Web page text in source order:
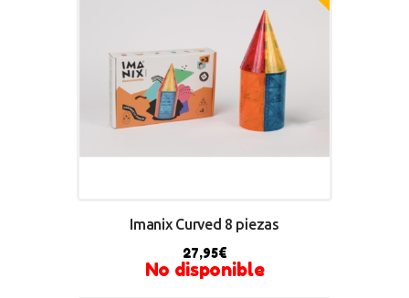
Imanix Curved 8 piezas
27,95€
No disponible